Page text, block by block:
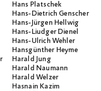
Hans Platschek
Hans-Dietrich Genscher
Hans-Jürgen Hellwig
Hans-Liudger Dienel
Hans-Ulrich Wehler
Hansgünther Heyme
Harald Jung
Harald Naumann
Harald Welzer
Hasnain Kazim